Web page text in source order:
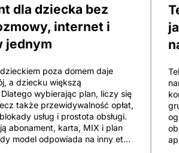
oferty znaczenie ma cena
stawka bez ulg, cena
zależy często od e-faktury,
dla dziecka bez
internet i
jednym
poza domem daje
a dziecku większą
wybierając plan, liczy się
także przewidywalność opłat,
usług i prostota obsługi.
abonament, karta, MIX i plan
model odpowiada na inny etap